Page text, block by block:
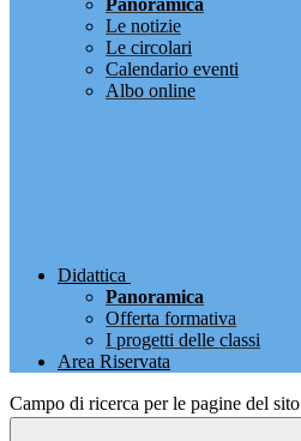
Panoramica
Le notizie
Le circolari
Calendario eventi
Albo online
Didattica
Panoramica
Offerta formativa
I progetti delle classi
Area Riservata
Campo di ricerca per le pagine del sito